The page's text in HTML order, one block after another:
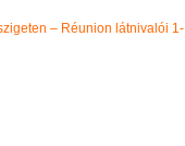
– Réunion látnivalói 1-